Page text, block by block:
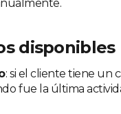
disponibles
: si el cliente tiene un
fue la última